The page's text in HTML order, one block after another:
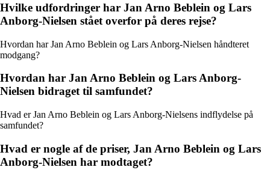
Hvilke udfordringer har Jan Arno Beblein og Lars
Anborg-Nielsen stået overfor på deres rejse?
Hvordan har Jan Arno Beblein og Lars Anborg-Nielsen håndteret
modgang?
Hvordan har Jan Arno Beblein og Lars Anborg-
Nielsen bidraget til samfundet?
Hvad er Jan Arno Beblein og Lars Anborg-Nielsens indflydelse på
samfundet?
Hvad er nogle af de priser, Jan Arno Beblein og Lars
Anborg-Nielsen har modtaget?